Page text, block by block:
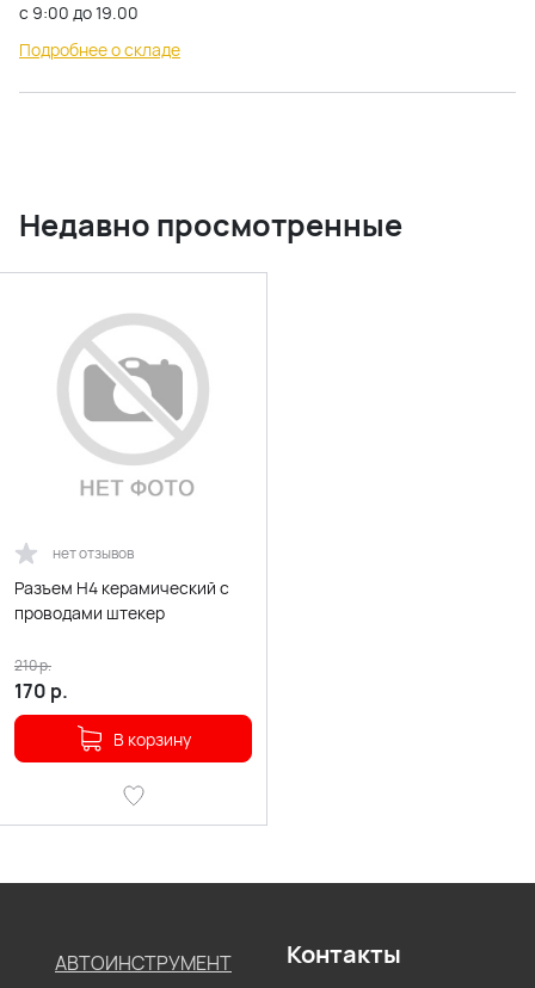
с 9:00 до 19.00
Подробнее о складе
Недавно просмотренные
нет отзывов
Разъем H4 керамический с
проводами штекер
170 р.
210р.
В корзину
АВТОИНСТРУМЕНТ
Контакты